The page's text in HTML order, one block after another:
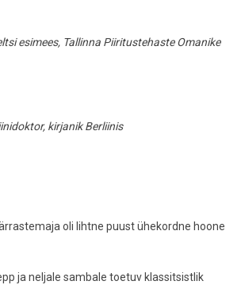
esimees, Tallinna Piiritustehaste Omanike
kirjanik Berliinis
oli lihtne puust ühekordne hoone
ja neljale sambale toetuv klassitsistlik